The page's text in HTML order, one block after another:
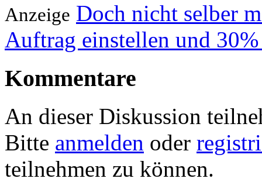
Anzeige Doch nicht selber
Auftrag einstellen und
Kommentare
An dieser Diskussion
Bitte anmelden oder
teilnehmen zu können.